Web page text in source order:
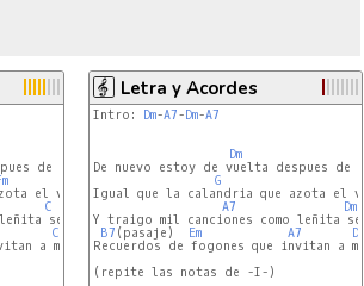
de larga ausencia
el vendaval
C
secas
C
a matear
Letra y Acordes
Intro: Dm-A7-Dm-A7
Dm
De nuevo estoy de vuelta despues de
G
Igual que la calandria que azota el
A7
Dm
Y traigo mil canciones como leñita
B7 (pasaje) Em A7
Dm
Recuerdos de fogones que invitan a
(repite las notas de -I-)